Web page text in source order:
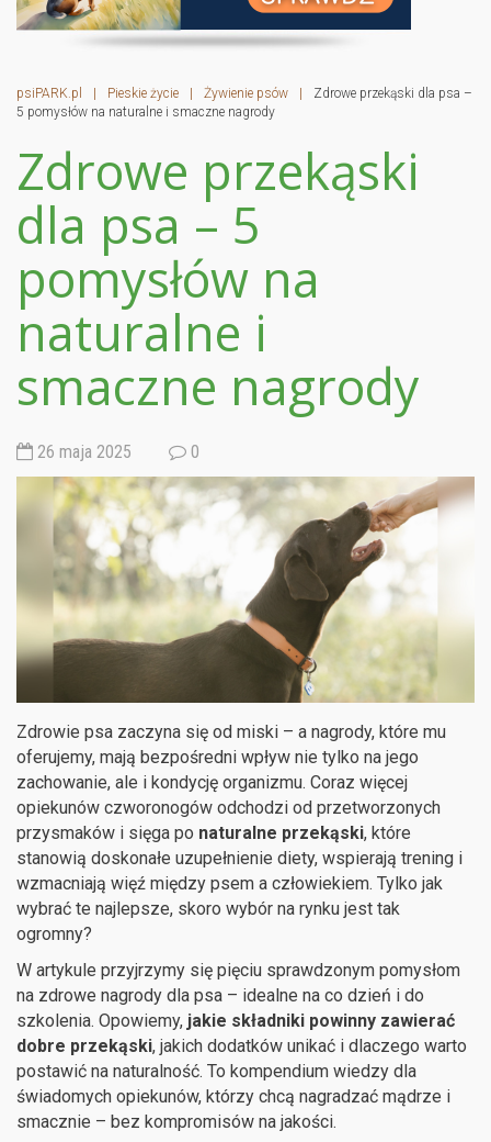
psiPARK.pl | Pieskie życie | Żywienie psów |
Zdrowe przekąski dla psa –
5 pomysłów na naturalne i smaczne nagrody
Zdrowe przekąski
dla psa – 5
pomysłów na
naturalne i
smaczne nagrody
26 maja 2025 0
Zdrowie psa zaczyna się od miski – a nagrody, które mu
oferujemy, mają bezpośredni wpływ nie tylko na jego
zachowanie, ale i kondycję organizmu. Coraz więcej
opiekunów czworonogów odchodzi od przetworzonych
przysmaków i sięga po naturalne przekąski, które
stanowią doskonałe uzupełnienie diety, wspierają trening i
wzmacniają więź między psem a człowiekiem. Tylko jak
wybrać te najlepsze, skoro wybór na rynku jest tak
ogromny?
W artykule przyjrzymy się pięciu sprawdzonym pomysłom
na zdrowe nagrody dla psa – idealne na co dzień i do
szkolenia. Opowiemy, jakie składniki powinny zawierać
dobre przekąski, jakich dodatków unikać i dlaczego warto
postawić na naturalność. To kompendium wiedzy dla
świadomych opiekunów, którzy chcą nagradzać mądrze i
smacznie – bez kompromisów na jakości.